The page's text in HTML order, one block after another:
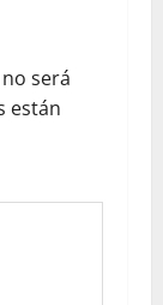
será
están